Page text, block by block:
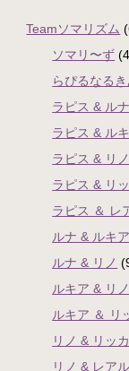
Teamソマリズム
ソマリ〜ず
らぴるなるき
ラピス & ルナ
ラピス & ル
ラピス & リノ
ラピス & リ
ラピス ＆ レ
ルナ & ルキア
ルナ & リノ
ルキア & リノ
ルキア ＆ リ
リノ & リッカ
リノ & レアル